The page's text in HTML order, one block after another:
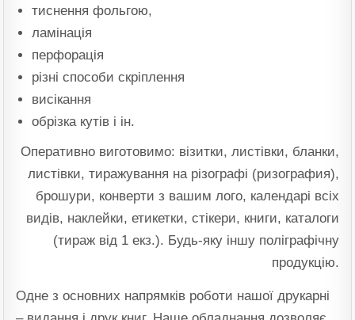
тиснення фольгою,
ламінація
перфорація
різні способи скріплення
висікання
обрізка кутів і ін.
Оперативно виготовимо: візитки, листівки, бланки,
листівки, тиражування на різографі (ризография),
брошури, конверти з вашим лого, календарі всіх
видів, наклейки, етикетки, стікери, книги, каталоги
(тираж від 1 екз.). Будь-яку іншу поліграфічну
продукцію.
Одне з основних напрямків роботи нашої друкарні